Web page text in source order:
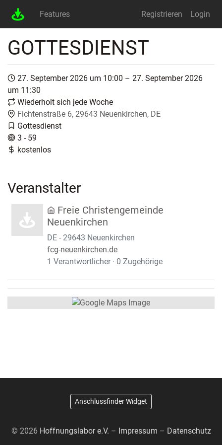
Features Registrieren Login
GOTTESDIENST
27. September 2026 um 10:00 – 27. September 2026
um 11:30
Wiederholt sich jede Woche
Fichtenstraße 6, 29643 Neuenkirchen, DE
Gottesdienst
3 - 59
kostenlos
Veranstalter
Freie Christengemeinde
Neuenkirchen
DE - 29643 Neuenkirchen
fcg-neuenkirchen.de
1 Verantwortlicher · 0 Zugehörige
Anschlussfinder Widget
© 2026 Hoffnungslabor e.V. – Impressum – Datenschutz